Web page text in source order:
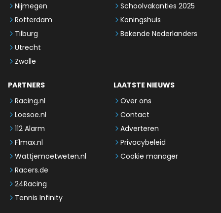
Nijmegen
Rotterdam
Tilburg
Utrecht
Zwolle
Schoolvakanties 2025
Koningshuis
Bekende Nederlanders
PARTNERS
Racing.nl
Loesoe.nl
112 Alarm
F1max.nl
Wattjemoetweten.nl
Racers.de
24Racing
Tennis Infinity
LAATSTE NIEUWS
Over ons
Contact
Adverteren
Privacybeleid
Cookie manager